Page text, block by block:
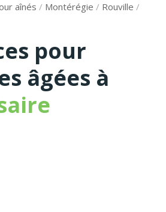
aînés / Montérégie / Rouville /
pour
âgées à